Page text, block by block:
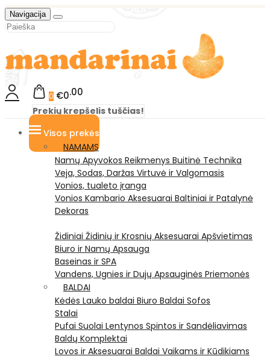
Navigacija
0 €0 00
Prekių krepšelis tuščias!
Visos prekės
NAMAMS
Namų Apyvokos Reikmenys Buitinė Technika
Veja, Sodas, Daržas Virtuvė ir Valgomasis
Vonios, tualeto įranga
Vonios Kambario Aksesuarai Baltiniai ir Patalynė
Dekoras
Židiniai Židinių ir Krosnių Aksesuarai Apšvietimas
Biuro ir Namų Apsauga
Baseinas ir SPA
Vandens, Ugnies ir Dujų Apsauginės Priemonės
BALDAI
Kėdės Lauko baldai Biuro Baldai Sofos
Stalai
Pufai Suolai Lentynos Spintos ir Sandėliavimas
Baldų Komplektai
Lovos ir Aksesuarai Baldai Vaikams ir Kūdikiams